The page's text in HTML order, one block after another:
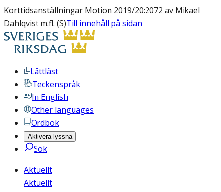
Korttidsanställningar Motion 2019/20:2072 av Mikael
Dahlqvist m.fl. (S)Till innehåll på sidan
Lättläst
Teckenspråk
In English
Other languages
Ordbok
Aktivera lyssna
Sök
Aktuellt
Aktuellt